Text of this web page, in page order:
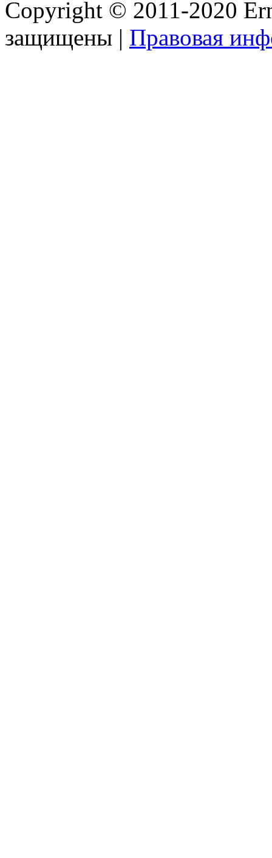
Copyright © 2011-2020
защищены | Правовая